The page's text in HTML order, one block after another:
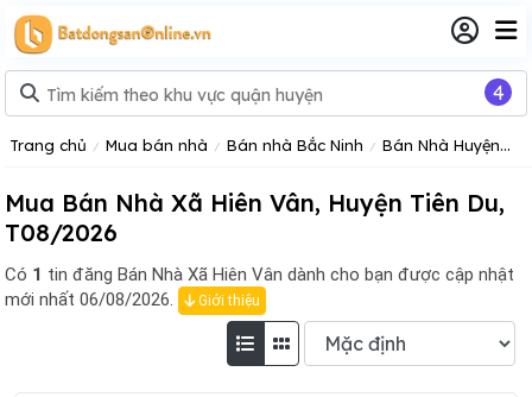
Trang chủ Mua bán nhà Bán nhà Bắc Ninh Bán Nhà Huyện Tiên Du
Mua Bán Nhà Xã Hiên Vân, Huyện Tiên Du,
T08/2026
Có 1 tin đăng Bán Nhà Xã Hiên Vân dành cho bạn được cập nhật
mới nhất 06/08/2026.
Giới thiệu
4